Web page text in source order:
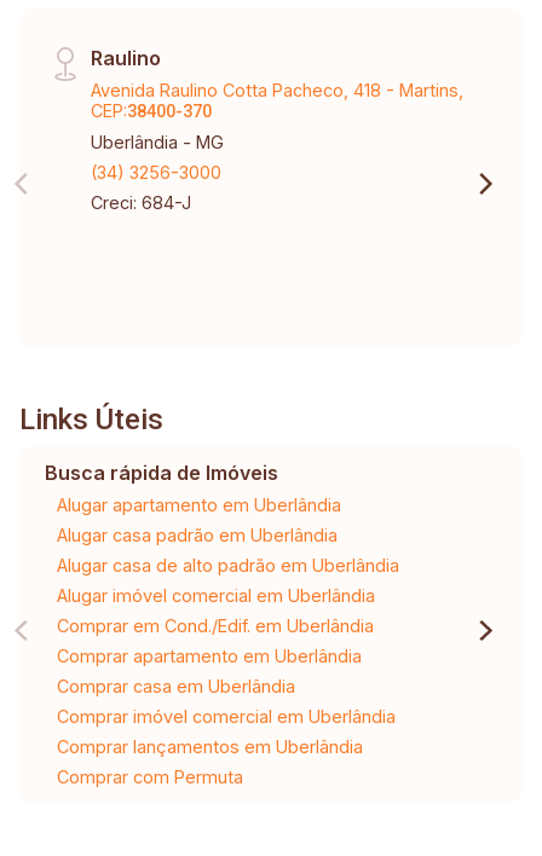
Raulino
Avenida Raulino Cotta Pacheco, 418 - Martins,
CEP:38400-370
Uberlândia - MG
(34) 3256-3000
Creci: 684-J
Links Úteis
Busca rápida de Imóveis
Alugar apartamento em Uberlândia
Alugar casa padrão em Uberlândia
Alugar casa de alto padrão em Uberlândia
Alugar imóvel comercial em Uberlândia
Comprar em Cond./Edif. em Uberlândia
Comprar apartamento em Uberlândia
Comprar casa em Uberlândia
Comprar imóvel comercial em Uberlândia
Comprar lançamentos em Uberlândia
Comprar com Permuta